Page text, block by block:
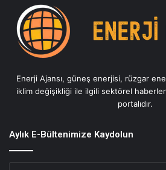
Enerji Ajansı, güneş enerjisi, rüzgar
iklim değişikliği ile ilgili sektörel
portalıdır.
Aylık E-Bültenimize Kaydolun